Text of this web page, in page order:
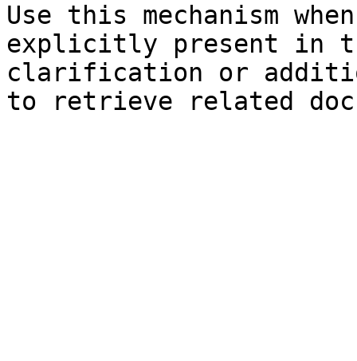
Use this mechanism
explicitly present in
clarification or